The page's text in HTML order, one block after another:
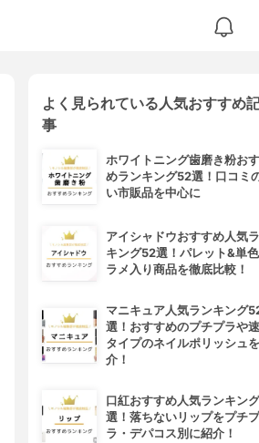
よく見られている人気おすすめ
事
ホワイトニング歯磨き粉お
めランキング52選！口コミ
い市販品を中心に
アイシャドウおすすめ人気
キング52選！パレット&単
ラメ入り商品を徹底比較！
マニキュア人気ランキング
選！おすすめのプチプラや
タイプのネイルポリッシュ
介！
口紅おすすめ人気ランキン
選！落ちないリップをプチプ
ラ・デパコス別に紹介！